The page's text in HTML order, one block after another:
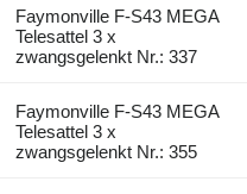
Faymonville F-S43 MEGA
Telesattel 3 x
zwangsgelenkt Nr.: 337
Faymonville F-S43 MEGA
Telesattel 3 x
zwangsgelenkt Nr.: 355